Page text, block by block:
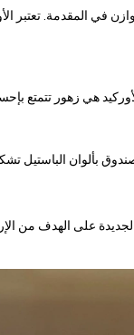
في المقدمة. تعتبر
الجديدة على الهدف من